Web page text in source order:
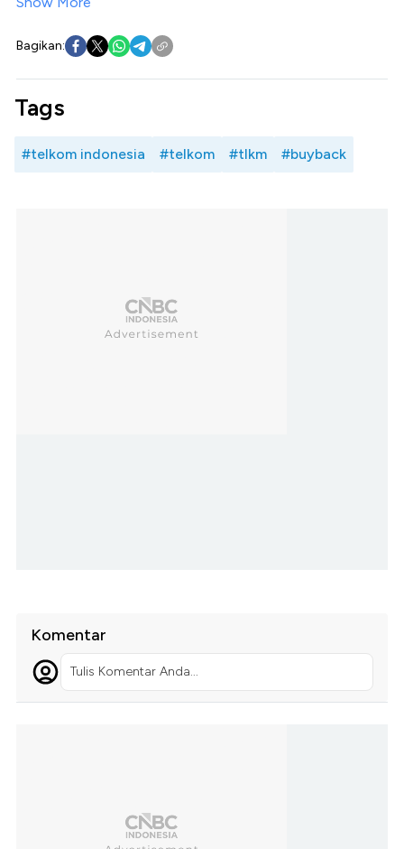
Bagikan:
Tags
#telkom indonesia #telkom #tlkm #buyback
Komentar
Tulis Komentar Anda...